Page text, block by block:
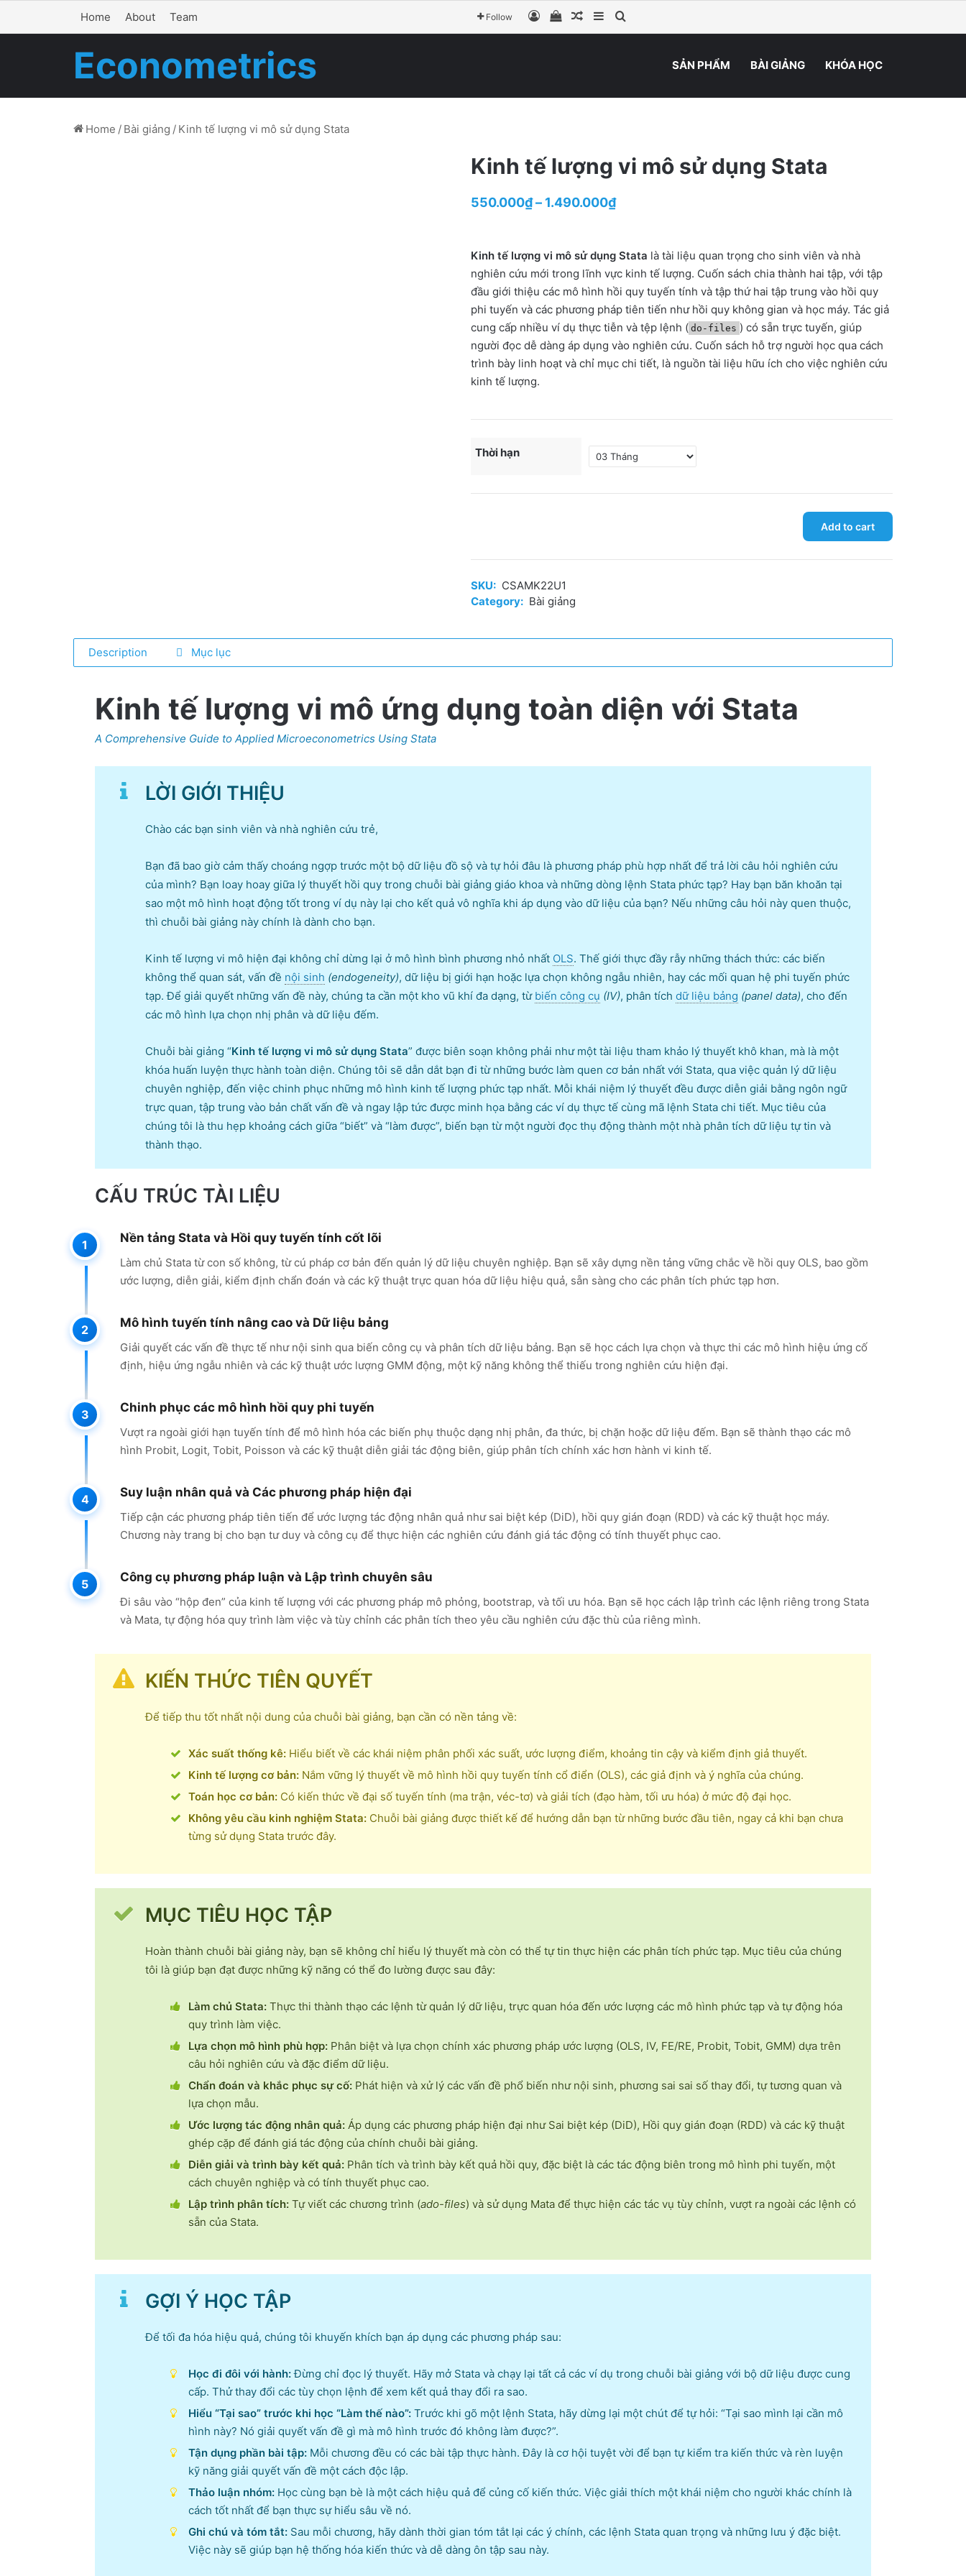
Home About Team Follow Đăng nhập
View your shopping cart
Bài ngẫu nhiên
SidebarTìm kiếm
Econometrics SẢN PHẨM BÀI GIẢNG KHÓA HỌC
Home / Bài giảng / Kinh tế lượng vi mô sử dụng Stata
Kinh tế lượng vi mô sử dụng Stata
550.000₫– 1.490.000₫Price
550.000₫
through
1.490.000₫
Kinh tế lượng vi mô sử dụng Stata là tài liệu quan trọng cho sinh viên và nhà
nghiên cứu mới trong lĩnh vực kinh tế lượng. Cuốn sách chia thành hai tập, với tập
đầu giới thiệu các mô hình hồi quy tuyến tính và tập thứ hai tập trung vào hồi quy
phi tuyến và các phương pháp tiên tiến như hồi quy không gian và học máy. Tác giả
cung cấp nhiều ví dụ thực tiễn và tệp lệnh ( do-files ) có sẵn trực tuyến, giúp
người đọc dễ dàng áp dụng vào nghiên cứu. Cuốn sách hỗ trợ người học qua cách
trình bày linh hoạt và chỉ mục chi tiết, là nguồn tài liệu hữu ích cho việc nghiên cứu
kinh tế lượng.
Thời hạn
lượng
mô
sử
quantity
Add to cart
SKU: CSAMK22U1
Category: Bài giảng
Description Mục lục
Kinh tế lượng vi mô ứng dụng toàn diện với Stata
A Comprehensive Guide to Applied Microeconometrics Using Stata
LỜI GIỚI THIỆU
Chào các bạn sinh viên và nhà nghiên cứu trẻ,
Bạn đã bao giờ cảm thấy choáng ngợp trước một bộ dữ liệu đồ sộ và tự hỏi đâu là phương pháp phù hợp nhất để trả lời câu hỏi nghiên cứu
của mình? Bạn loay hoay giữa lý thuyết hồi quy trong chuỗi bài giảng giáo khoa và những dòng lệnh Stata phức tạp? Hay bạn băn khoăn tại
sao một mô hình hoạt động tốt trong ví dụ này lại cho kết quả vô nghĩa khi áp dụng vào dữ liệu của bạn? Nếu những câu hỏi này quen thuộc,
thì chuỗi bài giảng này chính là dành cho bạn.
Kinh tế lượng vi mô hiện đại không chỉ dừng lại ở mô hình bình phương nhỏ nhất OLS. Thế giới thực đầy rẫy những thách thức: các biến
không thể quan sát, vấn đề nội sinh (endogeneity), dữ liệu bị giới hạn hoặc lựa chọn không ngẫu nhiên, hay các mối quan hệ phi tuyến phức
tạp. Để giải quyết những vấn đề này, chúng ta cần một kho vũ khí đa dạng, từ biến công cụ (IV), phân tích dữ liệu bảng (panel data), cho đến
các mô hình lựa chọn nhị phân và dữ liệu đếm.
Chuỗi bài giảng “Kinh tế lượng vi mô sử dụng Stata” được biên soạn không phải như một tài liệu tham khảo lý thuyết khô khan, mà là một
khóa huấn luyện thực hành toàn diện. Chúng tôi sẽ dẫn dắt bạn đi từ những bước làm quen cơ bản nhất với Stata, qua việc quản lý dữ liệu
chuyên nghiệp, đến việc chinh phục những mô hình kinh tế lượng phức tạp nhất. Mỗi khái niệm lý thuyết đều được diễn giải bằng ngôn ngữ
trực quan, tập trung vào bản chất vấn đề và ngay lập tức được minh họa bằng các ví dụ thực tế cùng mã lệnh Stata chi tiết. Mục tiêu của
chúng tôi là thu hẹp khoảng cách giữa “biết” và “làm được”, biến bạn từ một người đọc thụ động thành một nhà phân tích dữ liệu tự tin và
thành thạo.
CẤU TRÚC TÀI LIỆU
Nền tảng Stata và Hồi quy tuyến tính cốt lõi
Làm chủ Stata từ con số không, từ cú pháp cơ bản đến quản lý dữ liệu chuyên nghiệp. Bạn sẽ xây dựng nền tảng vững chắc về hồi quy OLS, bao gồm
ước lượng, diễn giải, kiểm định chẩn đoán và các kỹ thuật trực quan hóa dữ liệu hiệu quả, sẵn sàng cho các phân tích phức tạp hơn.
Mô hình tuyến tính nâng cao và Dữ liệu bảng
Giải quyết các vấn đề thực tế như nội sinh qua biến công cụ và phân tích dữ liệu bảng. Bạn sẽ học cách lựa chọn và thực thi các mô hình hiệu ứng cố
định, hiệu ứng ngẫu nhiên và các kỹ thuật ước lượng GMM động, một kỹ năng không thể thiếu trong nghiên cứu hiện đại.
Chinh phục các mô hình hồi quy phi tuyến
Vượt ra ngoài giới hạn tuyến tính để mô hình hóa các biến phụ thuộc dạng nhị phân, đa thức, bị chặn hoặc dữ liệu đếm. Bạn sẽ thành thạo các mô
hình Probit, Logit, Tobit, Poisson và các kỹ thuật diễn giải tác động biên, giúp phân tích chính xác hơn hành vi kinh tế.
Suy luận nhân quả và Các phương pháp hiện đại
Tiếp cận các phương pháp tiên tiến để ước lượng tác động nhân quả như sai biệt kép (DiD), hồi quy gián đoạn (RDD) và các kỹ thuật học máy.
Chương này trang bị cho bạn tư duy và công cụ để thực hiện các nghiên cứu đánh giá tác động có tính thuyết phục cao.
Công cụ phương pháp luận và Lập trình chuyên sâu
Đi sâu vào “hộp đen” của kinh tế lượng với các phương pháp mô phỏng, bootstrap, và tối ưu hóa. Bạn sẽ học cách lập trình các lệnh riêng trong Stata
và Mata, tự động hóa quy trình làm việc và tùy chỉnh các phân tích theo yêu cầu nghiên cứu đặc thù của riêng mình.
KIẾN THỨC TIÊN QUYẾT
Để tiếp thu tốt nhất nội dung của chuỗi bài giảng, bạn cần có nền tảng về:
Xác suất thống kê: Hiểu biết về các khái niệm phân phối xác suất, ước lượng điểm, khoảng tin cậy và kiểm định giả thuyết.
Kinh tế lượng cơ bản: Nắm vững lý thuyết về mô hình hồi quy tuyến tính cổ điển (OLS), các giả định và ý nghĩa của chúng.
Toán học cơ bản: Có kiến thức về đại số tuyến tính (ma trận, véc-tơ) và giải tích (đạo hàm, tối ưu hóa) ở mức độ đại học.
Không yêu cầu kinh nghiệm Stata: Chuỗi bài giảng được thiết kế để hướng dẫn bạn từ những bước đầu tiên, ngay cả khi bạn chưa
từng sử dụng Stata trước đây.
MỤC TIÊU HỌC TẬP
Hoàn thành chuỗi bài giảng này, bạn sẽ không chỉ hiểu lý thuyết mà còn có thể tự tin thực hiện các phân tích phức tạp. Mục tiêu của chúng
tôi là giúp bạn đạt được những kỹ năng có thể đo lường được sau đây:
Làm chủ Stata: Thực thi thành thạo các lệnh từ quản lý dữ liệu, trực quan hóa đến ước lượng các mô hình phức tạp và tự động hóa
quy trình làm việc.
Lựa chọn mô hình phù hợp: Phân biệt và lựa chọn chính xác phương pháp ước lượng (OLS, IV, FE/RE, Probit, Tobit, GMM) dựa trên
câu hỏi nghiên cứu và đặc điểm dữ liệu.
Chẩn đoán và khắc phục sự cố: Phát hiện và xử lý các vấn đề phổ biến như nội sinh, phương sai sai số thay đổi, tự tương quan và
lựa chọn mẫu.
Ước lượng tác động nhân quả: Áp dụng các phương pháp hiện đại như Sai biệt kép (DiD), Hồi quy gián đoạn (RDD) và các kỹ thuật
ghép cặp để đánh giá tác động của chính chuỗi bài giảng.
Diễn giải và trình bày kết quả: Phân tích và trình bày kết quả hồi quy, đặc biệt là các tác động biên trong mô hình phi tuyến, một
cách chuyên nghiệp và có tính thuyết phục cao.
Lập trình phân tích: Tự viết các chương trình (ado-files) và sử dụng Mata để thực hiện các tác vụ tùy chỉnh, vượt ra ngoài các lệnh có
sẵn của Stata.
GỢI Ý HỌC TẬP
Để tối đa hóa hiệu quả, chúng tôi khuyến khích bạn áp dụng các phương pháp sau:
Học đi đôi với hành:Đừng chỉ đọc lý thuyết. Hãy mở Stata và chạy lại tất cả các ví dụ trong chuỗi bài giảng với bộ dữ liệu được cung
cấp. Thử thay đổi các tùy chọn lệnh để xem kết quả thay đổi ra sao.
Hiểu “Tại sao” trước khi học “Làm thế nào”: Trước khi gõ một lệnh Stata, hãy dừng lại một chút để tự hỏi: “Tại sao mình lại cần mô
hình này? Nó giải quyết vấn đề gì mà mô hình trước đó không làm được?”.
Tận dụng phần bài tập: Mỗi chương đều có các bài tập thực hành. Đây là cơ hội tuyệt vời để bạn tự kiểm tra kiến thức và rèn luyện
kỹ năng giải quyết vấn đề một cách độc lập.
Thảo luận nhóm: Học cùng bạn bè là một cách hiệu quả để củng cố kiến thức. Việc giải thích một khái niệm cho người khác chính là
cách tốt nhất để bạn thực sự hiểu sâu về nó.
Ghi chú và tóm tắt: Sau mỗi chương, hãy dành thời gian tóm tắt lại các ý chính, các lệnh Stata quan trọng và những lưu ý đặc biệt.
Việc này sẽ giúp bạn hệ thống hóa kiến thức và dễ dàng ôn tập sau này.